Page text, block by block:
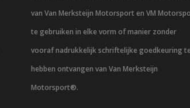
van Van Merksteijn Motorsport en VM
te gebruiken in elke vorm of manier zonder
vooraf nadrukkelijk schriftelijke goedkeuring te
hebben ontvangen van Van Merksteijn
Motorsport®.